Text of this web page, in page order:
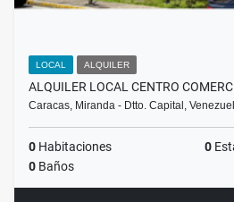
LOCAL ALQUILER
ALQUILER LOCAL CENTRO
Caracas, Miranda - Dtto. Capital,
0 Habitaciones 0
0 Baños